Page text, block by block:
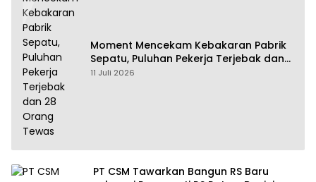
Moment Mencekam Kebakaran Pabrik
Sepatu, Puluhan Pekerja Terjebak dan
28 Orang Tewas
11 Juli 2026
PT CSM Tawarkan Bangun RS Baru